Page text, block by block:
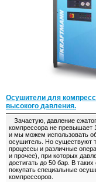
Осушители для
высокого давления.
Зачастую, давление
компрессора не превышает
и мы можем использовать
осушитель. Но существуют
процессы и различные
и прочее), при которых
достигать до 50 бар. В
покупать специальные
компрессоров.